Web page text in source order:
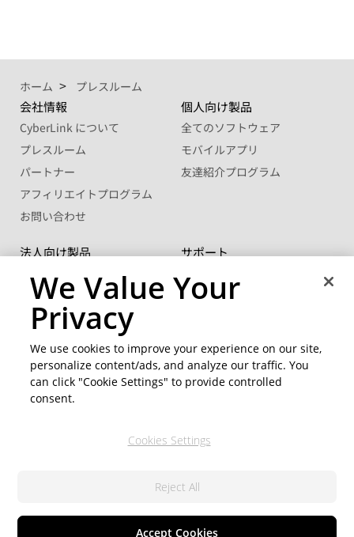
ホーム プレスルーム
会社情報
CyberLink について
プレスルーム
パートナー
アフィリエイトプログラム
お問い合わせ
個人向け製品
全てのソフトウェア
モバイルアプリ
友達紹介プログラム
法人向け製品
ボリュームライセンス
学生・教職員向け優待販売
サポート
ソフトウェアアップデート
コミュニティー
CyberLink メンバーサイト
ブログ
公式ソーシャルメディア
地域を変更
© 2026 CyberLink Corp. 無断複写・複製・転載を禁ず
We Value Your
Privacy
We use cookies to improve your experience on our site,
personalize content/ads, and analyze our traffic. You
can click "Cookie Settings" to provide controlled
consent.
Cookies Settings
Reject All
Accept Cookies